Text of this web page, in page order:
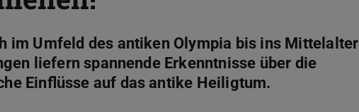
im Umfeld des antiken Olympia bis ins Mittelalter
liefern spannende Erkenntnisse über die
Einflüsse auf das antike Heiligtum.